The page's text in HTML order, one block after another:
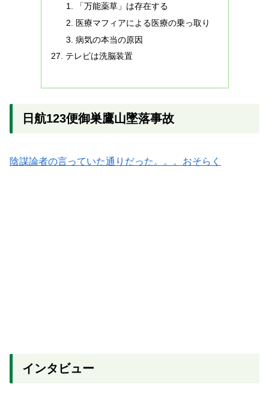
「万能薬草」は存在する
医療マフィアによる医療の乗っ取り
病気の本当の原因
テレビは洗脳装置
日航123便御巣鷹山墜落事故
陰謀論者の言っていた通りだった。。。おそらく
インタビュー